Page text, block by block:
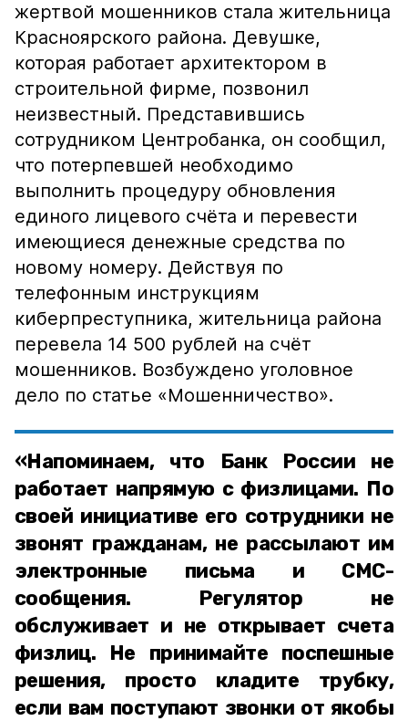
жертвой мошенников стала жительница
Красноярского района. Девушке,
которая работает архитектором в
строительной фирме, позвонил
неизвестный. Представившись
сотрудником Центробанка, он сообщил,
что потерпевшей необходимо
выполнить процедуру обновления
единого лицевого счёта и перевести
имеющиеся денежные средства по
новому номеру. Действуя по
телефонным инструкциям
киберпреступника, жительница района
перевела 14 500 рублей на счёт
мошенников. Возбуждено уголовное
дело по статье «Мошенничество».
«Напоминаем, что Банк России не
работает напрямую с физлицами. По
своей инициативе его сотрудники не
звонят гражданам, не рассылают им
электронные письма и СМС-
сообщения. Регулятор не
обслуживает и не открывает счета
физлиц. Не принимайте поспешные
решения, просто кладите трубку,
если вам поступают звонки от якобы